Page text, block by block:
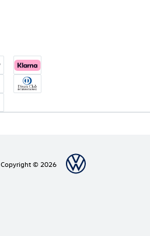
Copyright © 2026